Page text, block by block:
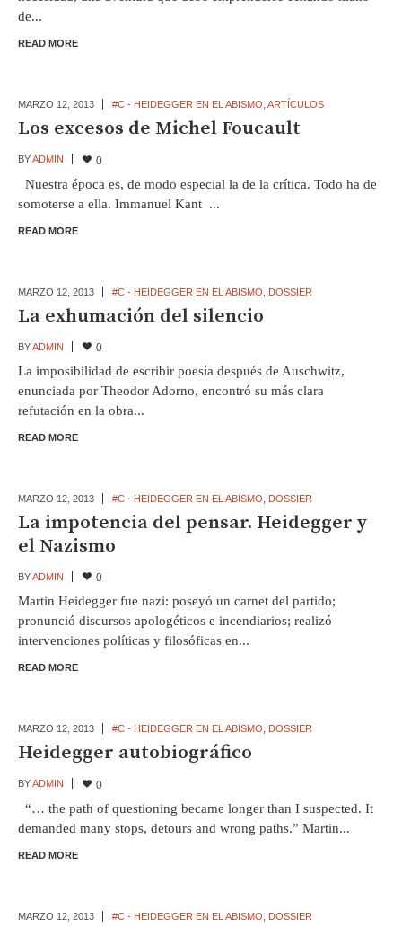
de...
READ MORE
MARZO 12, 2013 #C - HEIDEGGER EN EL ABISMO ARTÍCULOS
Los excesos de Michel Foucault
BYADMIN 0
Nuestra época es, de modo especial la de la crítica. Todo ha de
somoterse a ella. Immanuel Kant ...
READ MORE
MARZO 12, 2013 #C - HEIDEGGER EN EL ABISMO DOSSIER
La exhumación del silencio
BYADMIN 0
La imposibilidad de escribir poesía después de Auschwitz,
enunciada por Theodor Adorno, encontró su más clara
refutación en la obra...
READ MORE
MARZO 12, 2013 #C - HEIDEGGER EN EL ABISMO DOSSIER
La impotencia del pensar. Heidegger y
el Nazismo
BYADMIN 0
Martin Heidegger fue nazi: poseyó un carnet del partido;
pronunció discursos apologéticos e incendiarios; realizó
intervenciones políticas y filosóficas en...
READ MORE
MARZO 12, 2013 #C - HEIDEGGER EN EL ABISMO DOSSIER
Heidegger autobiográfico
BYADMIN 0
“… the path of questioning became longer than I suspected. It
demanded many stops, detours and wrong paths.” Martin...
READ MORE
MARZO 12, 2013 #C - HEIDEGGER EN EL ABISMO DOSSIER